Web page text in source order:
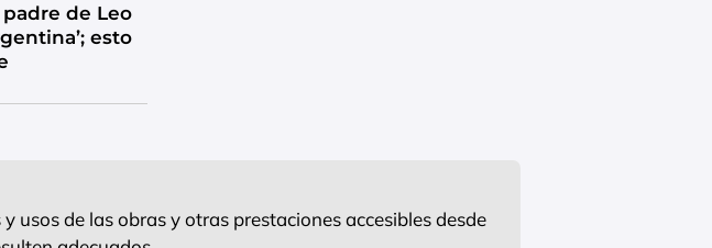
de Leo
esto
usos de las obras y otras prestaciones accesibles desde